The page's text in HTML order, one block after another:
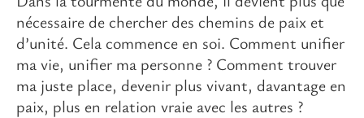
nécessaire de chercher des chemins de paix et
d’unité. Cela commence en soi. Comment unifier
ma vie, unifier ma personne ? Comment trouver
ma juste place, devenir plus vivant, davantage en
paix, plus en relation vraie avec les autres ?